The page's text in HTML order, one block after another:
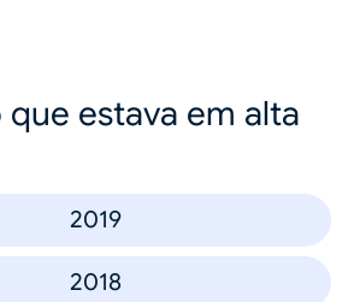
que estava em alta
2019
2018